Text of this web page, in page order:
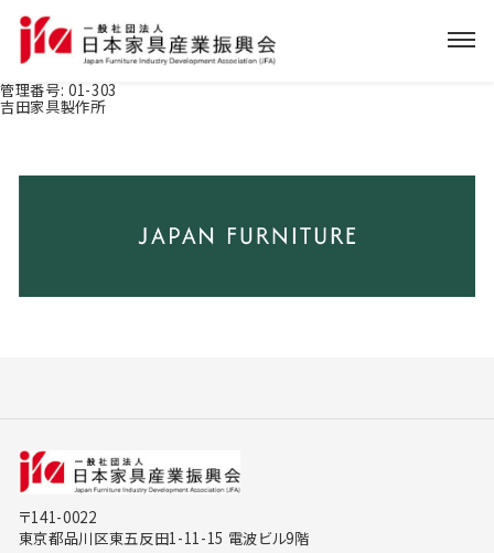
管理番号: 01-303
吉田家具製作所
〒141-0022
東京都品川区東五反田1-11-15 電波ビル9階